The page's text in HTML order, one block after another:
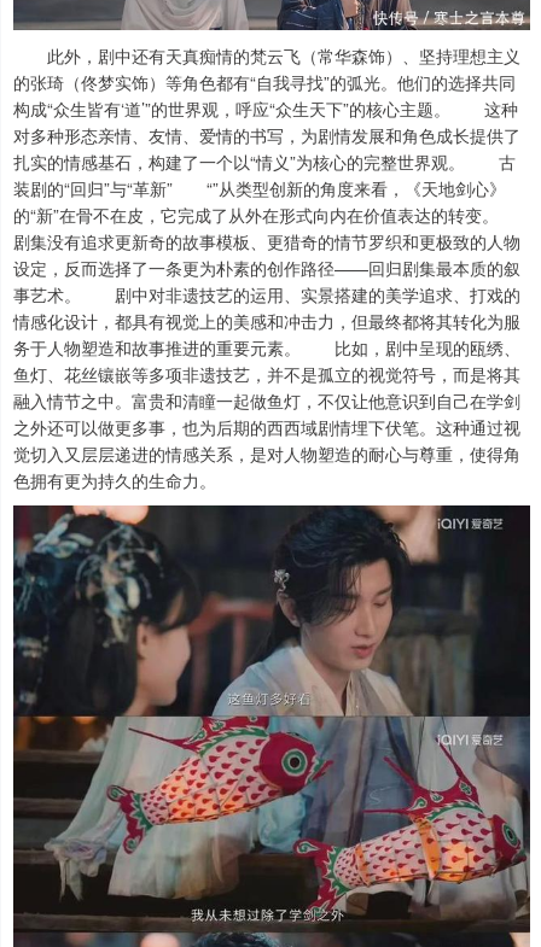
此外，剧中还有天真痴情的梵云飞（常华森饰）、坚持理想主义
的张琦（佟梦实饰）等角色都有“自我寻找”的弧光。他们的选择共同
构成“众生皆有‘道’”的世界观，呼应“众生天下”的核心主题。 这种
对多种形态亲情、友情、爱情的书写，为剧情发展和角色成长提供了
扎实的情感基石，构建了一个以“情义”为核心的完整世界观。 古
装剧的“回归”与“革新” “”从类型创新的角度来看，《天地剑心》
的“新”在骨不在皮，它完成了从外在形式向内在价值表达的转变。
剧集没有追求更新奇的故事模板、更猎奇的情节罗织和更极致的人物
设定，反而选择了一条更为朴素的创作路径——回归剧集最本质的叙
事艺术。 剧中对非遗技艺的运用、实景搭建的美学追求、打戏的
情感化设计，都具有视觉上的美感和冲击力，但最终都将其转化为服
务于人物塑造和故事推进的重要元素。 比如，剧中呈现的瓯绣、
鱼灯、花丝镶嵌等多项非遗技艺，并不是孤立的视觉符号，而是将其
融入情节之中。富贵和清瞳一起做鱼灯，不仅让他意识到自己在学剑
之外还可以做更多事，也为后期的西西域剧情埋下伏笔。这种通过视
觉切入又层层递进的情感关系，是对人物塑造的耐心与尊重，使得角
色拥有更为持久的生命力。